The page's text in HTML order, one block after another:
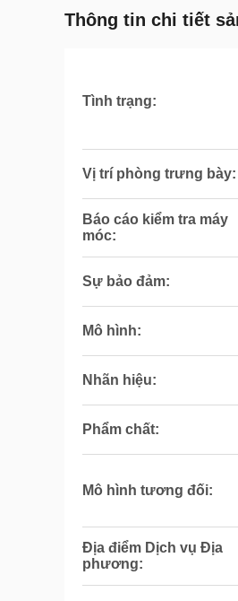
Thông tin chi tiết
Tình trạng:
Vị trí phòng trưng bày:
Báo cáo kiểm tra máy
móc:
Sự bảo đảm:
Mô hình:
Nhãn hiệu:
Phẩm chất:
Mô hình tương đối:
Địa điểm Dịch vụ Địa
phương: